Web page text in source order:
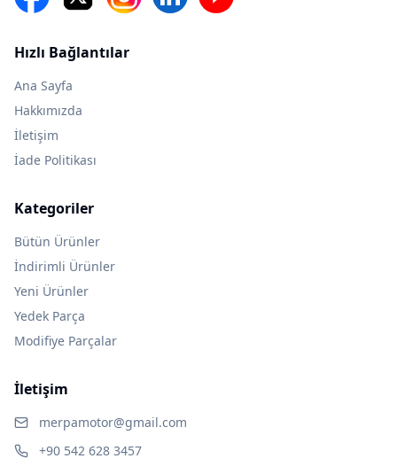
Hızlı Bağlantılar
Ana Sayfa
Hakkımızda
İletişim
İade Politikası
Kategoriler
Bütün Ürünler
İndirimli Ürünler
Yeni Ürünler
Yedek Parça
Modifiye Parçalar
İletişim
merpamotor@gmail.com
+90 542 628 3457